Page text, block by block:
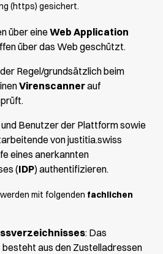
(https) gesichert.
über eineWeb Application
über das Web geschützt.
Regel/grundsätzlich beim
Virenscannerauf
Benutzer der Plattform sowie
von justitia.swiss
eines anerkannten
(IDP) authentifizieren.
mit folgenden fachlichen
: Das
aus den Zustelladressen